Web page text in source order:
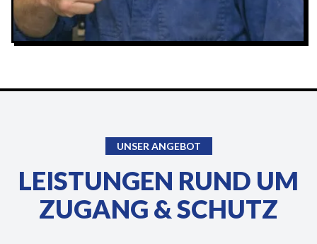
UNSER ANGEBOT
LEISTUNGEN RUND UM
ZUGANG & SCHUTZ